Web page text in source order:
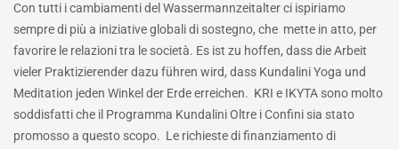
Con tutti i cambiamenti del Wassermannzeitalter ci ispiriamo
sempre di più a iniziative globali di sostegno, che mette in atto, per
favorire le relazioni tra le società. Es ist zu hoffen, dass die Arbeit
vieler Praktizierender dazu führen wird, dass Kundalini Yoga und
Meditation jeden Winkel der Erde erreichen. KRI e IKYTA sono molto
soddisfatti che il Programma Kundalini Oltre i Confini sia stato
promosso a questo scopo. Le richieste di finanziamento di